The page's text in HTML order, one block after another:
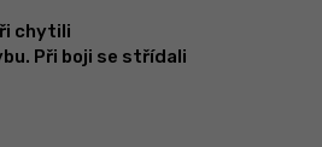
chytili
Při boji se střídali